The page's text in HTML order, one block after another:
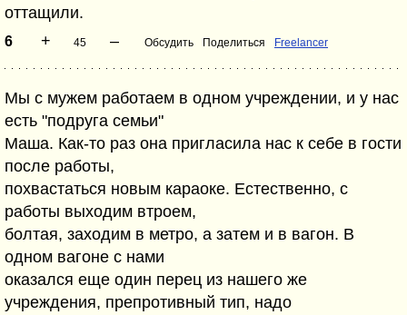
оттащили.
6 + 45 – Обсудить Поделиться Freelancer
Мы с мужем работаем в одном учреждении, и у нас
есть "подруга семьи"
Маша. Как-то раз она пригласила нас к себе в гости
после работы,
похвастаться новым караоке. Естественно, с
работы выходим втроем,
болтая, заходим в метро, а затем и в вагон. В
одном вагоне с нами
оказался еще один перец из нашего же
учреждения, препротивный тип, надо